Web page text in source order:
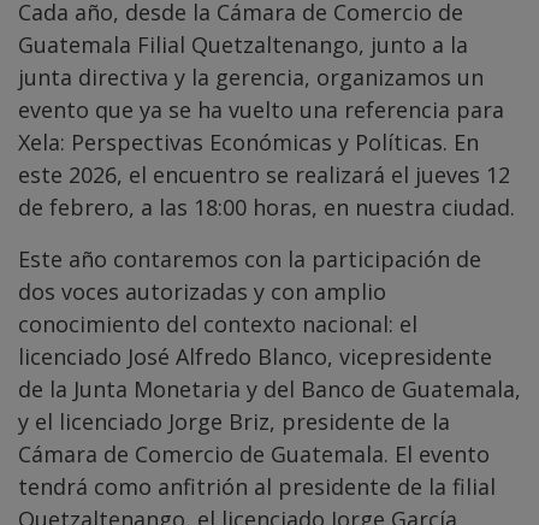
Cada año, desde la Cámara de Comercio de
Guatemala Filial Quetzaltenango, junto a la
junta directiva y la gerencia, organizamos un
evento que ya se ha vuelto una referencia para
Xela: Perspectivas Económicas y Políticas. En
este 2026, el encuentro se realizará el jueves 12
de febrero, a las 18:00 horas, en nuestra ciudad.
Este año contaremos con la participación de
dos voces autorizadas y con amplio
conocimiento del contexto nacional: el
licenciado José Alfredo Blanco, vicepresidente
de la Junta Monetaria y del Banco de Guatemala,
y el licenciado Jorge Briz, presidente de la
Cámara de Comercio de Guatemala. El evento
tendrá como anfitrión al presidente de la filial